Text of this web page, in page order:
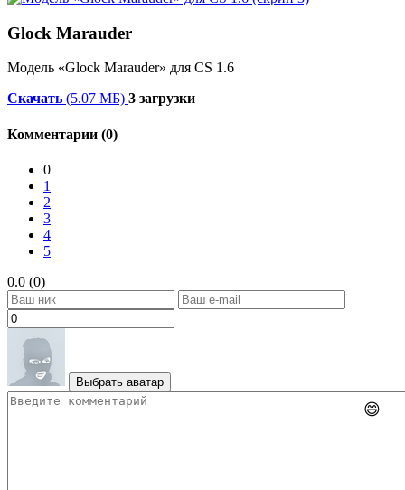
Glock Marauder
Модель «Glock Marauder» для CS 1.6
Скачать (5.07 МБ) 3 загрузки
Комментарии (0)
0
1
2
3
4
5
0.0 (0)
Выбрать аватар
😄